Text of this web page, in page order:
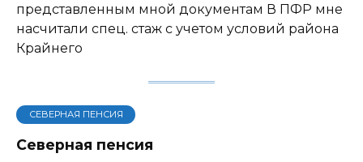
представленным мной документам В ПФР мне
насчитали спец. стаж с учетом условий района
Крайнего
СЕВЕРНАЯ ПЕНСИЯ
Северная пенсия